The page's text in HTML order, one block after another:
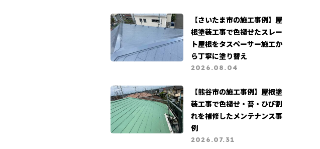
【さいたま市の施工事例】屋
根塗装工事で色褪せたスレー
ト屋根をタスペーサー施工か
ら丁寧に塗り替え
2026.08.04
【熊谷市の施工事例】屋根塗
装工事で色褪せ・苔・ひび割
れを補修したメンテナンス事
例
2026.07.31